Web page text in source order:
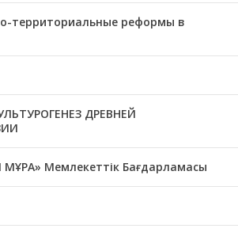
территориальные реформы в
ДРЕВНЕЙ
Мемлекеттік Бағдарламасы